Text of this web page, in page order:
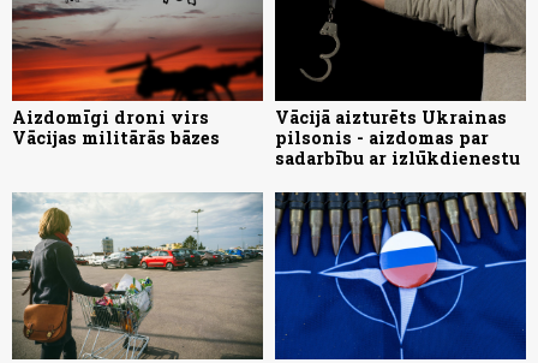
Aizdomīgi droni virs
Vācijas militārās bāzes
Vācijā aizturēts Ukrainas
pilsonis - aizdomas par
sadarbību ar izlūkdienestu